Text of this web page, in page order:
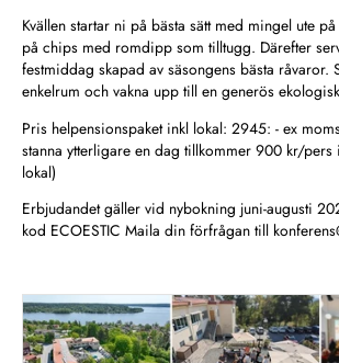
Kvällen startar ni på bästa sätt med mingel ute
på chips med romdipp som tilltugg. Därefter
festmiddag skapad av säsongens bästa råvaror.
enkelrum och vakna upp till en generös
Pris helpensionspaket inkl lokal: 2945: - ex
stanna ytterligare en dag tillkommer 900 kr/pers
lokal)
Erbjudandet gäller vid nybokning juni-augusti
kod ECOESTIC Maila din förfrågan till